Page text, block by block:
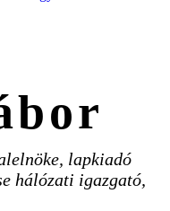
lapkiadó
hálózati igazgató,